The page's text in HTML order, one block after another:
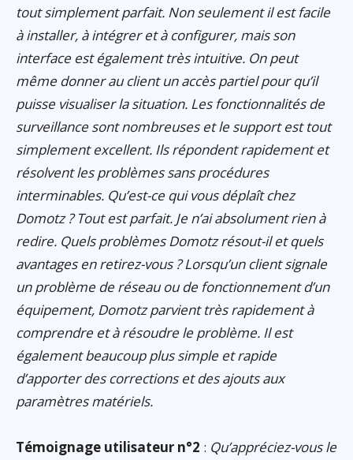
tout simplement parfait. Non seulement il est facile
à installer, à intégrer et à configurer, mais son
interface est également très intuitive. On peut
même donner au client un accès partiel pour qu’il
puisse visualiser la situation. Les fonctionnalités de
surveillance sont nombreuses et le support est tout
simplement excellent. Ils répondent rapidement et
résolvent les problèmes sans procédures
interminables. Qu’est-ce qui vous déplaît chez
Domotz ? Tout est parfait. Je n’ai absolument rien à
redire. Quels problèmes Domotz résout-il et quels
avantages en retirez-vous ? Lorsqu’un client signale
un problème de réseau ou de fonctionnement d’un
équipement, Domotz parvient très rapidement à
comprendre et à résoudre le problème. Il est
également beaucoup plus simple et rapide
d’apporter des corrections et des ajouts aux
paramètres matériels.
Témoignage utilisateur n°2 : Qu’appréciez-vous le